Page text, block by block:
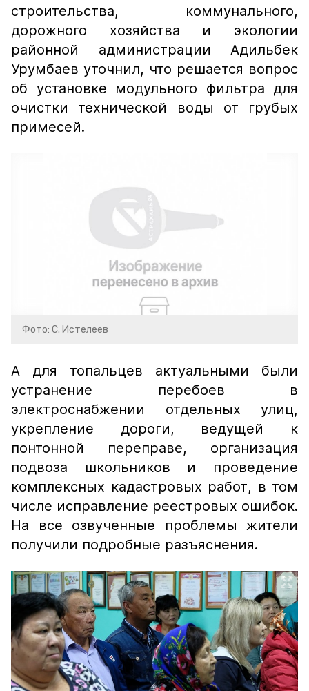
строительства, коммунального,
дорожного хозяйства и экологии
районной администрации Адильбек
Урумбаев уточнил, что решается вопрос
об установке модульного фильтра для
очистки технической воды от грубых
примесей.
Фото: С. Истелеев
А для топальцев актуальными были
устранение перебоев в
электроснабжении отдельных улиц,
укрепление дороги, ведущей к
понтонной переправе, организация
подвоза школьников и проведение
комплексных кадастровых работ, в том
числе исправление реестровых ошибок.
На все озвученные проблемы жители
получили подробные разъяснения.